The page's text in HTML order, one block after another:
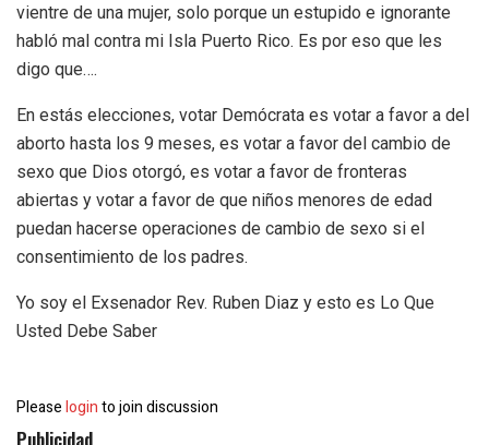
vientre de una mujer, solo porque un estupido e ignorante
habló mal contra mi Isla Puerto Rico. Es por eso que les
digo que….
En estás elecciones, votar Demócrata es votar a favor a del
aborto hasta los 9 meses, es votar a favor del cambio de
sexo que Dios otorgó, es votar a favor de fronteras
abiertas y votar a favor de que niños menores de edad
puedan hacerse operaciones de cambio de sexo si el
consentimiento de los padres.
Yo soy el Exsenador Rev. Ruben Diaz y esto es Lo Que
Usted Debe Saber
Pleaseloginto join discussion
Publicidad